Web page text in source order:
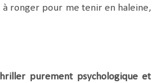
à ronger pour me tenir en haleine,
purement psychologique et